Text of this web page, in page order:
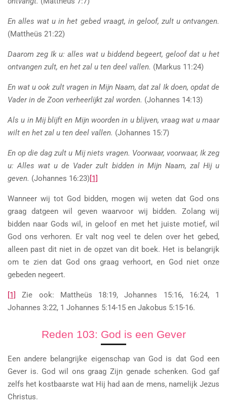
En alles wat u in het gebed vraagt, in geloof, zult u ontvangen.
(Mattheüs 21:22)
Daarom zeg Ik u: alles wat u biddend begeert, geloof dat u het
ontvangen zult, en het zal u ten deel vallen. (Markus 11:24)
En wat u ook zult vragen in Mijn Naam, dat zal Ik doen, opdat de
Vader in de Zoon verheerlijkt zal worden. (Johannes 14:13)
Als u in Mij blijft en Mijn woorden in u blijven, vraag wat u maar
wilt en het zal u ten deel vallen. (Johannes 15:7)
En op die dag zult u Mij niets vragen. Voorwaar, voorwaar, Ik zeg
u: Alles wat u de Vader zult bidden in Mijn Naam, zal Hij u
geven. (Johannes 16:23)[1]
Wanneer wij tot God bidden, mogen wij weten dat God ons
graag datgeen wil geven waarvoor wij bidden. Zolang wij
bidden naar Gods wil, in geloof en met het juiste motief, wil
God ons verhoren. Er valt nog veel te delen over het gebed,
alleen past dit niet in de opzet van dit boek. Het is belangrijk
om te zien dat God ons graag verhoort, en God niet onze
gebeden negeert.
[1]
Zie ook: Mattheüs 18:19, Johannes 15:16, 16:24, 1
Johannes 3:22, 1 Johannes 5:14-15 en Jakobus 5:15-16.
Reden 103: God is een Gever
Een andere belangrijke eigenschap van God is dat God een
Gever is. God wil ons graag Zijn genade schenken. God gaf
zelfs het kostbaarste wat Hij had aan de mens, namelijk Jezus
Christus.